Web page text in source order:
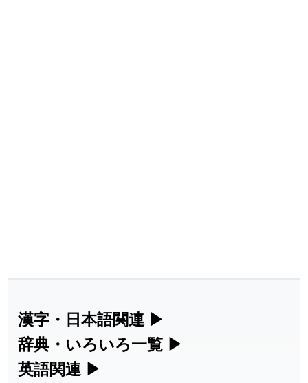
漢字・日本語関連 ▶
漢字の読み方検索、手書き入力、書き順
練習など、日本語学習に役立つツールを
辞典・いろいろ一覧 ▶
部首・画数別の漢字一覧、熟語辞典、地
英語関連 ▶